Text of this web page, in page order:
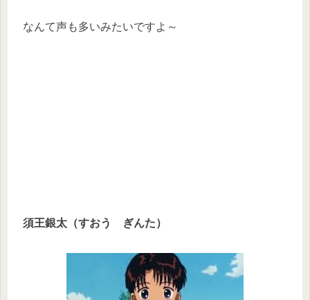
なんて声も多いみたいですよ～
須王銀太（すおう ぎんた）